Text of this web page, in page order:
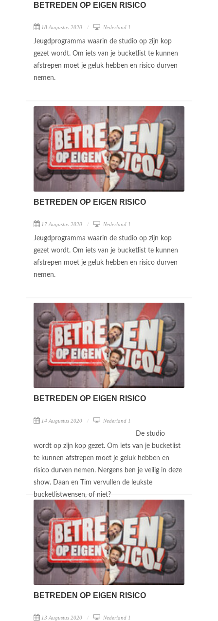
BETREDEN OP EIGEN RISICO
18 Augustus 2020 Nederland 1
Jeugdprogramma waarin de studio op zijn kop
gezet wordt. Om iets van je bucketlist te kunnen
afstrepen moet je geluk hebben en risico durven
nemen.
BETREDEN OP EIGEN RISICO
17 Augustus 2020 Nederland 1
Jeugdprogramma waarin de studio op zijn kop
gezet wordt. Om iets van je bucketlist te kunnen
afstrepen moet je geluk hebben en risico durven
nemen.
BETREDEN OP EIGEN RISICO
14 Augustus 2020 Nederland 1
De studio
wordt op zijn kop gezet. Om iets van je bucketlist
te kunnen afstrepen moet je geluk hebben en
risico durven nemen. Nergens ben je veilig in deze
show. Daan en Tim vervullen de leukste
bucketlistwensen, of niet?
BETREDEN OP EIGEN RISICO
13 Augustus 2020 Nederland 1